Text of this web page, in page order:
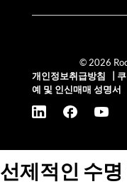
© 2026
개인정보취급방침
예 및 인신매매 성명서
선제적인 수